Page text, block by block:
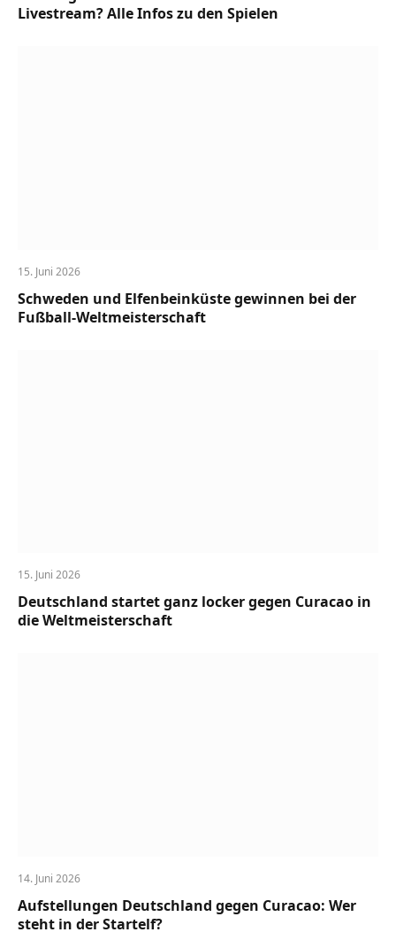
Livestream? Alle Infos zu den Spielen
15. Juni 2026
Schweden und Elfenbeinküste gewinnen bei der
Fußball-Weltmeisterschaft
15. Juni 2026
Deutschland startet ganz locker gegen Curacao in
die Weltmeisterschaft
14. Juni 2026
Aufstellungen Deutschland gegen Curacao: Wer
steht in der Startelf?